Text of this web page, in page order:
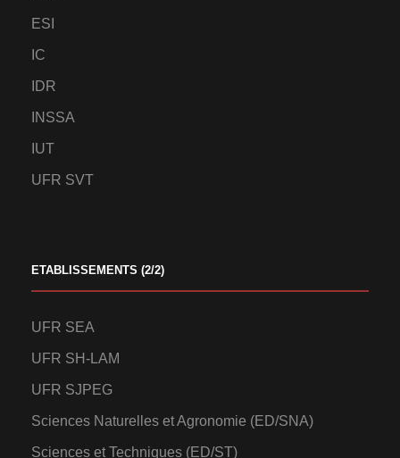
ESI
IC
IDR
INSSA
IUT
UFR SVT
ETABLISSEMENTS (2/2)
UFR SEA
UFR SH-LAM
UFR SJPEG
Sciences Naturelles et Agronomie (ED/SNA)
Sciences et Techniques (ED/ST)